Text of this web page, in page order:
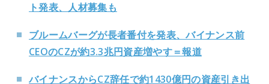
ト発表、人材募集も
ブルームバーグが長者番付を発表、バイナンス前
CEOのCZが約3.3兆円資産増やす＝報道
バイナンスからCZ辞任で約1430億円の資産引き出